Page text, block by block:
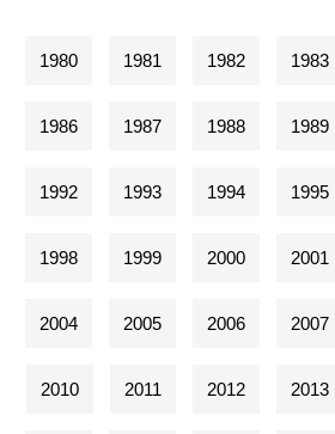
1980 1981 1982 1983
1986 1987 1988 1989
1992 1993 1994 1995
1998 1999 2000 2001
2004 2005 2006 2007
2010 2011 2012 2013